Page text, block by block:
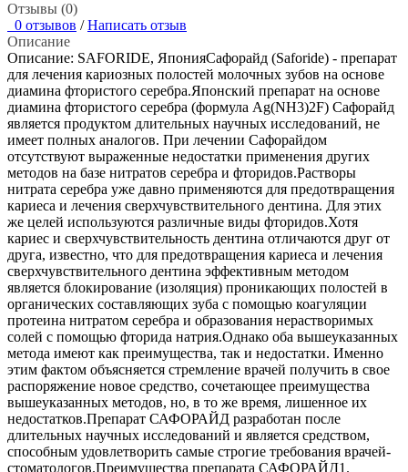
Отзывы (0)
0 отзывов / Написать отзыв
Описание
Описание: SAFORIDE, ЯпонияСафорайд (Saforide) - препарат
для лечения кариозных полостей молочных зубов на основе
диамина фтористого серебра.Японский препарат на основе
диамина фтористого серебра (формула Ag(NH3)2F) Сафорайд
является продуктом длительных научных исследований, не
имеет полных аналогов. При лечении Сафорайдом
отсутствуют выраженные недостатки применения других
методов на базе нитратов серебра и фторидов.Растворы
нитрата серебра уже давно применяются для предотвращения
кариеса и лечения сверхчувствительного дентина. Для этих
же целей используются различные виды фторидов.Хотя
кариес и сверхчувствительность дентина отличаются друг от
друга, известно, что для предотвращения кариеса и лечения
сверхчувствительного дентина эффективным методом
является блокирование (изоляция) проникающих полостей в
органических составляющих зуба с помощью коагуляции
протеина нитратом серебра и образования нерастворимых
солей с помощью фторида натрия.Однако оба вышеуказанных
метода имеют как преимущества, так и недостатки. Именно
этим фактом объясняется стремление врачей получить в свое
распоряжение новое средство, сочетающее преимущества
вышеуказанных методов, но, в то же время, лишенное их
недостатков.Препарат САФОРАЙД разработан после
длительных научных исследований и является средством,
способным удовлетворить самые строгие требования врачей-
стоматологов.Преимущества препарата САФОРАЙД1.